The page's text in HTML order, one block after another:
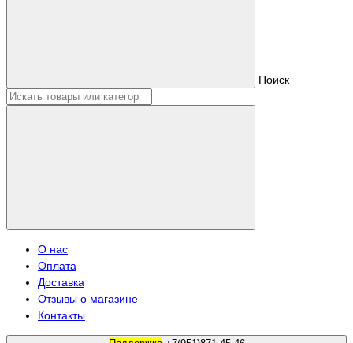
Поиск
О нас
Оплата
Доставка
Отзывы о магазине
Контакты